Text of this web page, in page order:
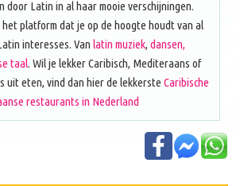
door Latin in al haar mooie verschijningen.
platform dat je op de hoogte houdt van al
interesses. Van latin muziek, dansen,
taal. Wil je lekker Caribisch, Mediteraans of
uit eten, vind dan hier de lekkerste Caribische
restaurants in Nederland